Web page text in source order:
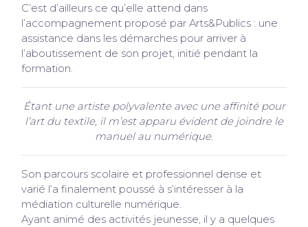
C’est d’ailleurs ce qu’elle attend dans
l’accompagnement proposé par Arts&Publics : une
assistance dans les démarches pour arriver à
l’aboutissement de son projet, initié pendant la
formation.
Étant une artiste polyvalente avec une affinité pour
l’art du textile, il m’est apparu évident de joindre le
manuel au numérique.
Son parcours scolaire et professionnel dense et
varié l’a finalement poussé à s’intéresser à la
médiation culturelle numérique.
Ayant animé des activités jeunesse, il y a quelques